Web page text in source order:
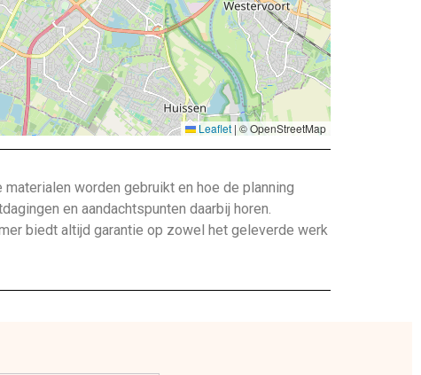
Leaflet | © OpenStreetMap
worden gebruikt en hoe de planning
en aandachtspunten daarbij horen.
biedt altijd garantie op zowel het geleverde werk